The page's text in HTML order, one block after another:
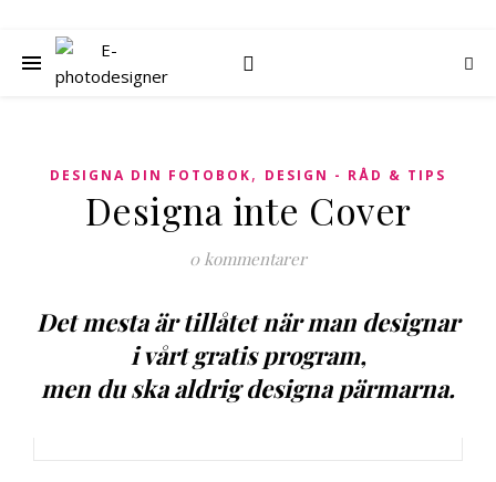
DESIGNA DIN FOTOBOK, DESIGN - RÅD & TIPS
Designa inte Cover
0 kommentarer
Det mesta är tillåtet när man designar
i vårt gratis program,
men du ska aldrig designa pärmarna.